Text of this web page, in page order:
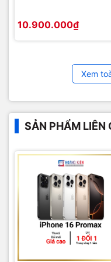
10.900.000₫
Xem
SẢN PHẨM LIÊN